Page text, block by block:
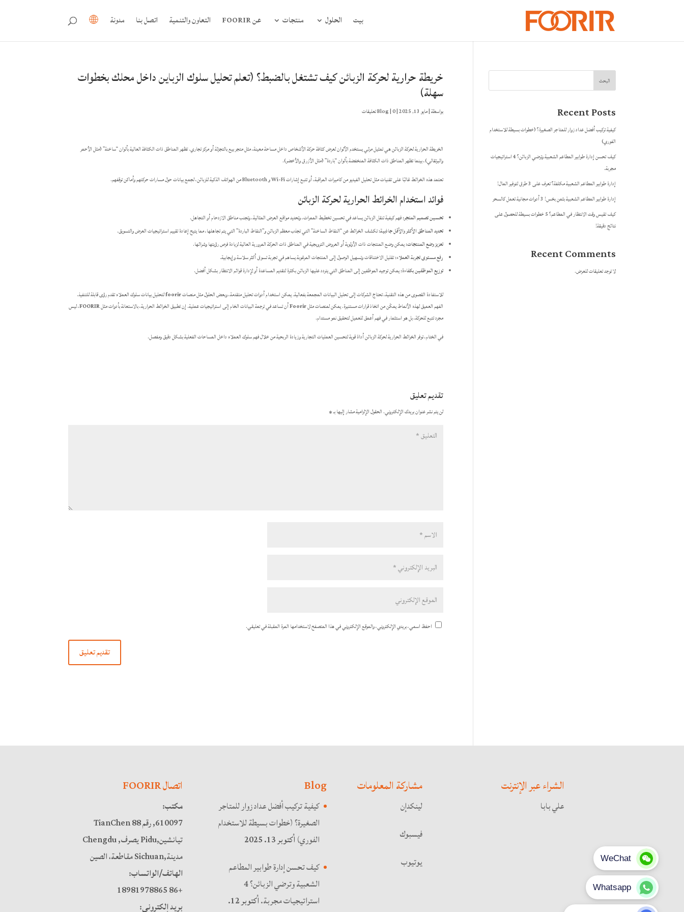
بيت الحلول منتجات عن FOORIR التعاون والتنمية اتصل بنا مدونة
خريطة حرارية لحركة الزبائن كيف تشتغل بالضبط؟ (تعلم تحليل سلوك الزباين داخل محلك بخطوات
سهلة)
بواسطة|مايو 13, 2025 |
Blog|0 تعليقات
الخريطة الحرارية لحركة الزبائن هي تمثيل مرئي يستخدم الألوان لعرض كثافة حركة الأشخاص داخل مساحة معينة، مثل متجر بيع بالتجزئة أو مركز تجاري. تظهر المناطق ذات الكثافة العالية بألوان “ساخنة” (مثل الأحمر
والبرتقالي)، بينما تظهر المناطق ذات الكثافة المنخفضة بألوان “باردة” (مثل الأزرق والأخضر).
تعتمد هذه الخرائط غالبًا على تقنيات مثل تحليل الفيديو من كاميرات المراقبة، أو تتبع إشارات Wi-Fi و Bluetooth من الهواتف الذكية للزبائن، لجمع بيانات حول مسارات حركتهم وأماكن توقفهم.
فوائد استخدام الخرائط الحرارية لحركة الزبائن
تحسين تصميم المتجر:فهم كيفية تنقل الزبائن يساعد في تحسين تخطيط الممرات، وتحديد مواقع العرض المثالية، وتجنب مناطق الازدحام أو التجاهل.
تحديد المناطق الأكثر والأقل جاذبية:تكشف الخرائط عن “النقاط الساخنة” التي تجذب معظم الزبائن و”النقاط الباردة” التي يتم تجاهلها، مما يتيح إعادة تقييم استراتيجيات العرض والتسويق.
تعزيز وضع المنتجات:يمكن وضع المنتجات ذات الأولوية أو العروض الترويجية في المناطق ذات الحركة المرورية العالية لزيادة فرص رؤيتها وشرائها.
رفع مستوى تجربة العملاء:تقليل الاختناقات وتسهيل الوصول إلى المنتجات المرغوبة يساهم في تجربة تسوق أكثر سلاسة وإيجابية.
توزيع الموظفين بكفاءة:يمكن توجيه الموظفين إلى المناطق التي يتردد عليها الزبائن بكثرة لتقديم المساعدة أو لإدارة قوائم الانتظار بشكل أفضل.
للاستفادة القصوى من هذه التقنية، تحتاج الشركات إلى تحليل البيانات المجمعة بفعالية. يمكن استخدام أدوات تحليل متقدمة، وبعض الحلول مثل منصاتfoorirلتحليل بيانات سلوك العملاء تقدم رؤى قابلة للتنفيذ.
الفهم العميق لهذه الأنماط يمكّن من اتخاذ قرارات مستنيرة. يمكن لمنصات مثلFoorirأن تساعد في ترجمة البيانات الخام إلى استراتيجيات عملية. إن تطبيق الخرائط الحرارية، بالاستعانة بأدوات مثلFOORIR، ليس
مجرد تتبع للحركة، بل هو استثمار في فهم أعمق للعميل لتحقيق نمو مستدام.
في الختام، توفر الخرائط الحرارية لحركة الزبائن أداة قوية لتحسين العمليات التجارية وزيادة الربحية من خلال فهم سلوك العملاء داخل المساحات الفعلية بشكل دقيق ومفصل.
تقديم تعليق
لن يتم نشر عنوان بريدك الإلكتروني. الحقول الإلزامية مشار إليها بـ*
احفظ اسمي، بريدي الإلكتروني، والموقع الإلكتروني في هذا المتصفح لاستخدامها المرة المقبلة في تعليقي.
البحث
Recent Posts
كيفية تركيب أفضل عداد زوار للمتاجر الصغيرة؟ (خطوات بسيطة للاستخدام
الفوري)
كيف تحسن إدارة طوابير المطاعم الشعبية وترضي الزبائن؟ 4 استراتيجيات
مجربة.
إدارة طوابير المطاعم الشعبية مكلفة؟ تعرف على 3 طرق لتوفير المال!
إدارة طوابير المطاعم الشعبية بثمن بخس! 3 أدوات مجانية تعمل كالسحر
كيف تقيس وقت الانتظار في المطاعم؟ 5 خطوات بسيطة للحصول على
نتائج دقيقة!
Recent Comments
لا توجد تعليقات للعرض.
اتصال FOORIR
مكتب:
610097, رقم 88 TianChen
تيانشين,Pidu يصرف, Chengdu
مدينة,Sichuan مقاطعة، الصين
الهاتف/الواتساب:
+86 18981978865
بريد إلكتروني:
Blog
كيفية تركيب أفضل عداد زوار للمتاجر
الصغيرة؟ (خطوات بسيطة للاستخدام
الفوري)أكتوبر 13. 2025
كيف تحسن إدارة طوابير المطاعم
الشعبية وترضي الزبائن؟ 4
استراتيجيات مجربة.
أكتوبر 12.
مشاركة المعلومات
لينكدإن
فيسبوك
يوتيوب
الشراء عبر الإنترنت
علي بابا